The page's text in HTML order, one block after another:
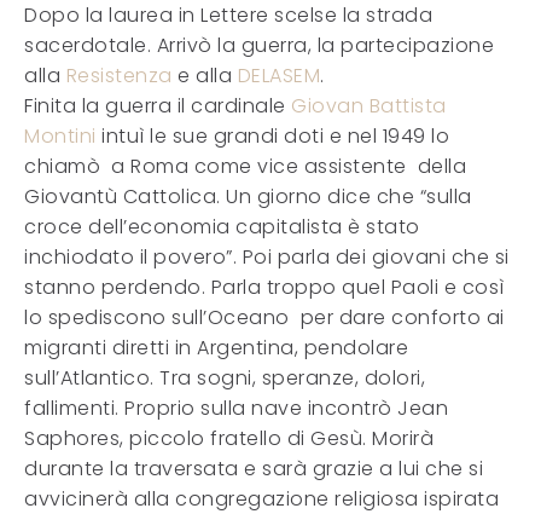
Dopo la laurea in Lettere scelse la strada
sacerdotale. Arrivò la guerra, la partecipazione
alla Resistenza e alla DELASEM.
Finita la guerra il cardinale Giovan Battista
Montini intuì le sue grandi doti e nel 1949 lo
chiamò a Roma come vice assistente della
Giovantù Cattolica. Un giorno dice che “sulla
croce dell’economia capitalista è stato
inchiodato il povero”. Poi parla dei giovani che si
stanno perdendo. Parla troppo quel Paoli e così
lo spediscono sull’Oceano per dare conforto ai
migranti diretti in Argentina, pendolare
sull’Atlantico. Tra sogni, speranze, dolori,
fallimenti. Proprio sulla nave incontrò Jean
Saphores, piccolo fratello di Gesù. Morirà
durante la traversata e sarà grazie a lui che si
avvicinerà alla congregazione religiosa ispirata